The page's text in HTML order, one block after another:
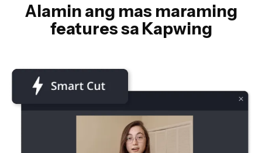
Alamin ang mas maraming
features sa Kapwing